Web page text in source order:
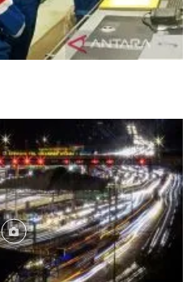
"turn around" fasilitas